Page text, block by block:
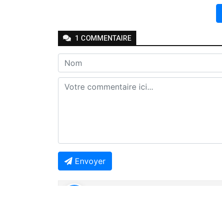
1 COMMENTAIRE
Envoyer